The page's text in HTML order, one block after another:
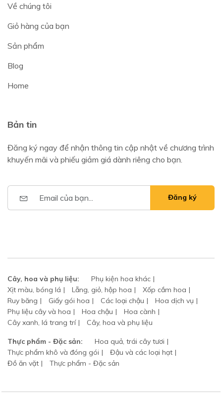
Về chúng tôi
Giỏ hàng của bạn
Sản phẩm
Blog
Home
Bản tin
Đăng ký ngay để nhận thông tin cập nhật về chương trình
khuyến mãi và phiếu giảm giá dành riêng cho bạn.
Đăng ký
Cây, hoa và phụ liệu:
Phụ kiện hoa khác
Xịt màu, bóng lá
Lẵng, giỏ, hộp hoa
Xốp cắm hoa
Ruy băng
Giấy gói hoa Các loại chậu
Hoa dịch vụ
Phụ liệu cây và hoa
Hoa chậu
Hoa cành
Cây xanh, lá trang trí
Cây, hoa và phụ liệu
Thực phẩm - Đặc sản:
Hoa quả, trái cây tươi
Thực phẩm khô và đóng gói
Đậu và các loại hạt
Đồ ăn vặt
Thực phẩm - Đặc sản